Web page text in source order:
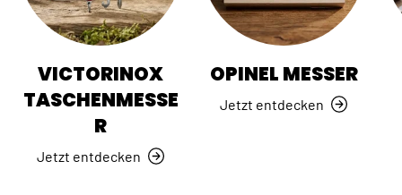
VICTORINOX
TASCHENMESSE
R
Jetzt entdecken
OPINEL MESSER
Jetzt entdecken